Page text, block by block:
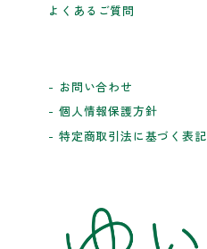
よくあるご質問
- お問い合わせ
- 個人情報保護方針
- 特定商取引法に基づく表記